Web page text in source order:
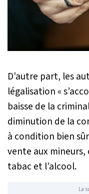
D’autre part, les
légalisation «
baisse de la
diminution de la
à condition bien
vente aux mineurs,
tabac et l’alcool.
La